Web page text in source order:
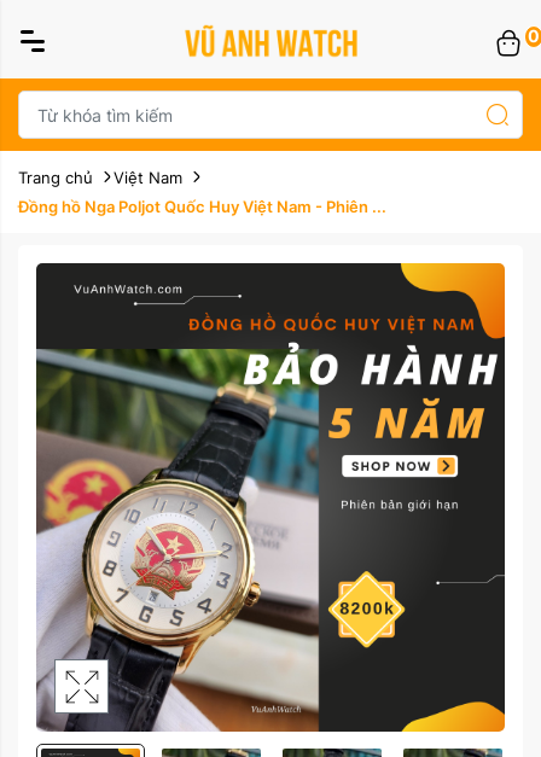
0
Trang chủ
Việt Nam
Đồng hồ Nga Poljot Quốc Huy Việt Nam - Phiên ...